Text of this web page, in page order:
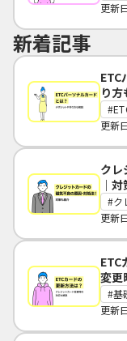
更新
新着記事
ETC
り
更新
クレ
｜
ク
更新
ETC
変更
基
更新